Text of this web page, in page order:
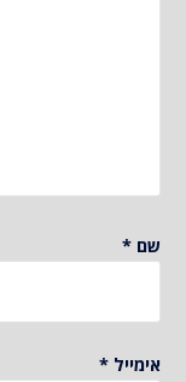
שם *
אימייל *